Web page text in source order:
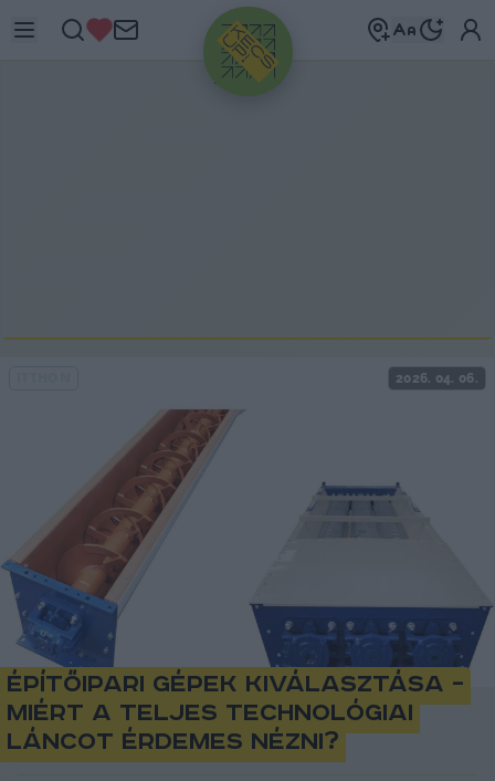
HIRDETÉS
2026. 04. 06.
Építőipari gépek kiválasztása –
Miért a teljes technológiai
láncot érdemes nézni?